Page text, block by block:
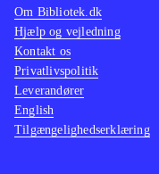
Om Bibliotek.dk
Hjælp og vejledning
Kontakt os
Privatlivspolitik
Leverandører
English
Tilgængelighedserklæring